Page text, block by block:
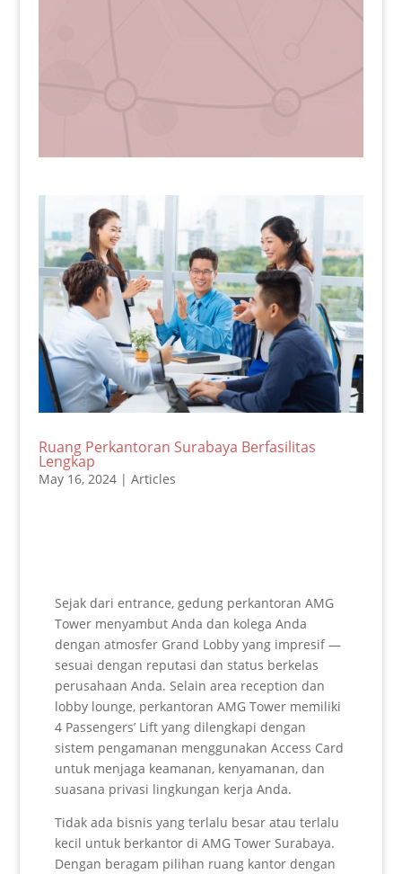
Ruang Perkantoran Surabaya Berfasilitas
Lengkap
May 16, 2024| Articles
Sejak dari entrance, gedung perkantoran AMG
Tower menyambut Anda dan kolega Anda
dengan atmosfer Grand Lobby yang impresif —
sesuai dengan reputasi dan status berkelas
perusahaan Anda. Selain area reception dan
lobby lounge, perkantoran AMG Tower memiliki
4 Passengers’ Lift yang dilengkapi dengan
sistem pengamanan menggunakan Access Card
untuk menjaga keamanan, kenyamanan, dan
suasana privasi lingkungan kerja Anda.
Tidak ada bisnis yang terlalu besar atau terlalu
kecil untuk berkantor di AMG Tower Surabaya.
Dengan beragam pilihan ruang kantor dengan